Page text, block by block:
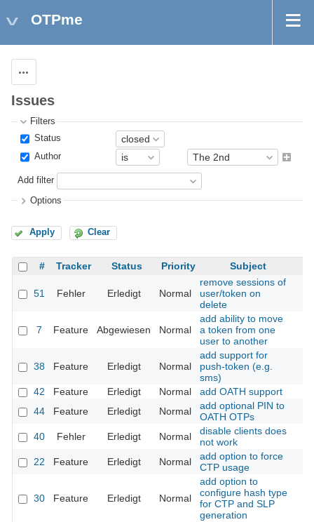
OTPme
Issues
Filters
Status
Author
Add filter
Options
Apply Clear
# Tracker Status Priority Subject
51 Fehler Erledigt Normal
remove sessions of
user/token on
delete
7 Feature Abgewiesen Normal
add ability to move
a token from one
user to another
38 Feature Erledigt Normal
add support for
push-token (e.g.
sms)
42 Feature Erledigt Normal add OATH support
44
Feature Erledigt Normal
add optional PIN to
OATH OTPs
40 Fehler Erledigt Normal
disable clients does
not work
22 Feature Erledigt Normal
add option to force
CTP usage
30 Feature Erledigt Normal
add option to
configure hash type
for CTP and SLP
generation